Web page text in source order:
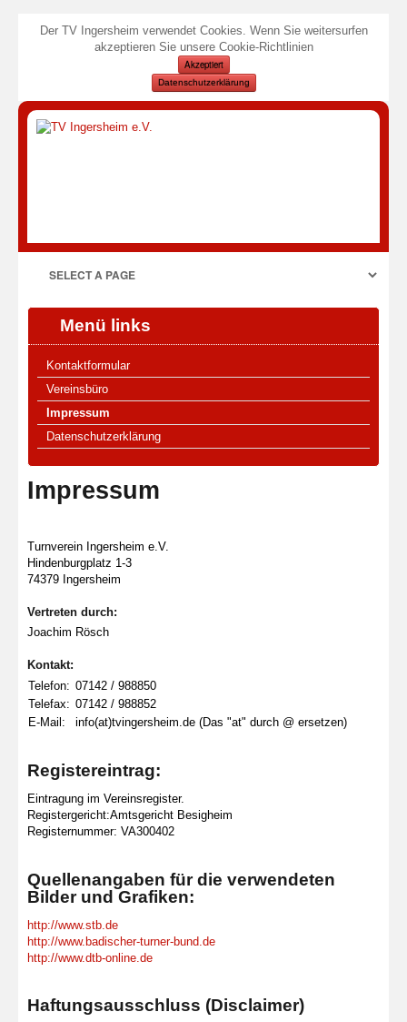
Der TV Ingersheim verwendet Cookies. Wenn Sie weitersurfen
akzeptieren Sie unsere Cookie-Richtlinien
Akzeptiert
Datenschutzerklärung
Menü links
Kontaktformular
Vereinsbüro
Impressum
Datenschutzerklärung
Impressum
Turnverein Ingersheim e.V.
Hindenburgplatz 1-3
74379 Ingersheim
Vertreten durch:
Joachim Rösch
Kontakt:
Telefon: 07142 / 988850
Telefax: 07142 / 988852
E-Mail:
info(at)tvingersheim.de (Das "at" durch @ ersetzen)
Registereintrag:
Eintragung im Vereinsregister.
Registergericht:Amtsgericht Besigheim
Registernummer: VA300402
Quellenangaben für die verwendeten
Bilder und Grafiken:
http://www.stb.de
http://www.badischer-turner-bund.de
http://www.dtb-online.de
Haftungsausschluss (Disclaimer)